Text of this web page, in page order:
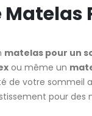
matelas pour un
ou même un
de votre
pour des